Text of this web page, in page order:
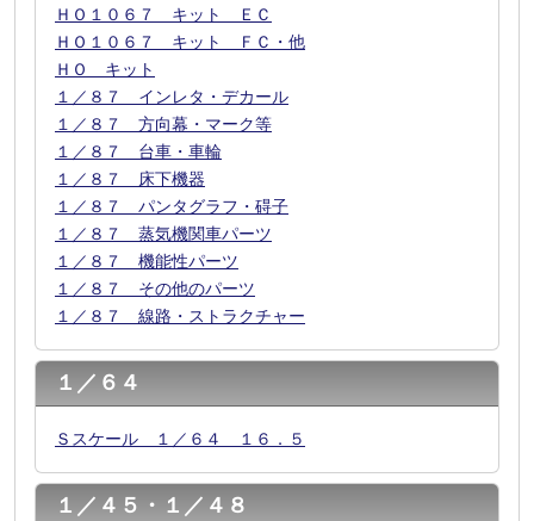
ＨＯ１０６７ キット ＥＣ
ＨＯ１０６７ キット ＦＣ・他
ＨＯ キット
１／８７ インレタ・デカール
１／８７ 方向幕・マーク等
１／８７ 台車・車輪
１／８７ 床下機器
１／８７ パンタグラフ・碍子
１／８７ 蒸気機関車パーツ
１／８７ 機能性パーツ
１／８７ その他のパーツ
１／８７ 線路・ストラクチャー
１／６４
Ｓスケール １／６４ １６．５
１／４５・１／４８